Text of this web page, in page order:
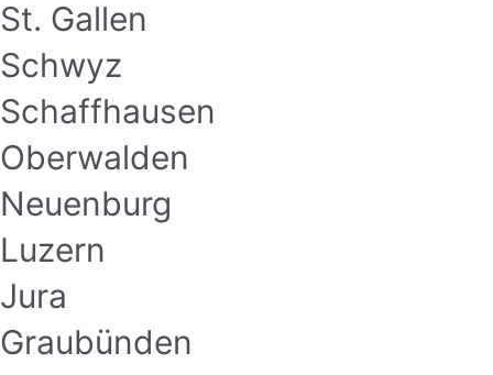
St. Gallen
Schwyz
Schaffhausen
Oberwalden
Neuenburg
Luzern
Jura
Graubünden